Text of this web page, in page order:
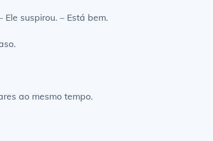
suspirou. – Está bem.
ao mesmo tempo.